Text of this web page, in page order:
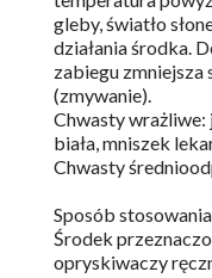
gleby, światło
działania środka.
zabiegu zmniejsza
(zmywanie).
Chwasty wrażliwe:
biała, mniszek
Chwasty
Sposób stosowania
Środek
opryskiwaczy